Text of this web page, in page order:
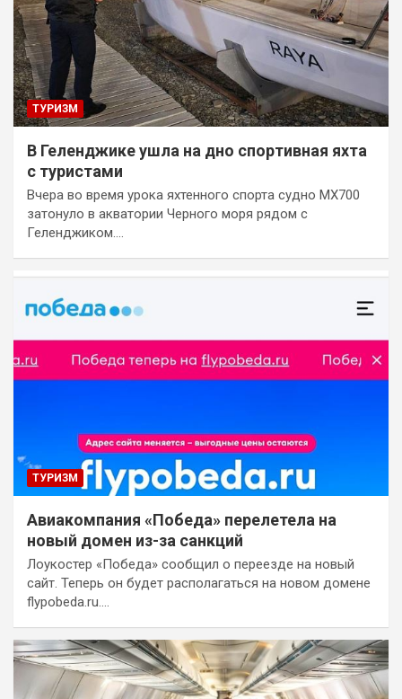
ТУРИЗМ
В Геленджике ушла на дно спортивная яхта
с туристами
Вчера во время урока яхтенного спорта судно MX700
затонуло в акватории Черного моря рядом с
Геленджиком.…
ТУРИЗМ
Авиакомпания «Победа» перелетела на
новый домен из-за санкций
Лоукостер «Победа» сообщил о переезде на новый
сайт. Теперь он будет располагаться на новом домене
flypobeda.ru.…